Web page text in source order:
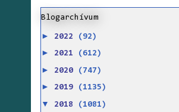
Blogarchívum
► 2022 (92)
► 2021 (612)
► 2020 (747)
► 2019 (1135)
▼ 2018 (1081)